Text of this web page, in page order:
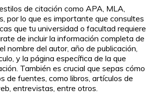
de citación como APA, MLA,
por lo que es importante que consultes
que tu universidad o facultad requiere
de incluir la información completa de
nombre del autor, año de publicación,
y la página específica de la que
También es crucial que sepas cómo
de fuentes, como libros, artículos de
entrevistas, entre otros.